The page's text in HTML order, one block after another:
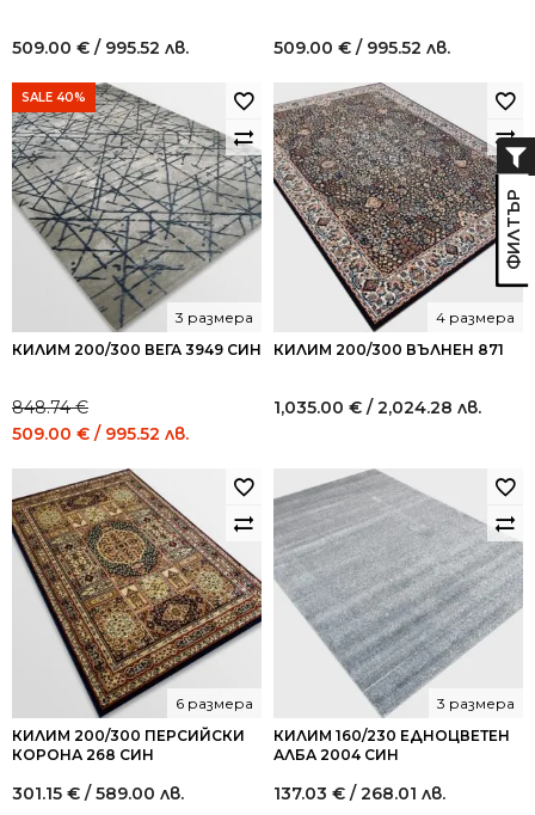
509.00 € / 995.52 лв. 509.00 € / 995.52 лв.
SALE 40%
КИЛИМ 200/300 ВЕГА 3949 СИН
3 размера
848.74€
Original
was:
848.74 €
/
1,659.99
лв..
509.00 € / 995.52 лв.
509.00 €
/
995.52
лв..
КИЛИМ 200/300 ВЪЛНЕН 871
4 размера
1,035.00 € / 2,024.28 лв.
КИЛИМ 200/300 ПЕРСИЙСКИ
КОРОНА 268 СИН
6 размера
301.15 € / 589.00 лв.
КИЛИМ 160/230 ЕДНОЦВЕТЕН
АЛБА 2004 СИН
3 размера
137.03 € / 268.01 лв.